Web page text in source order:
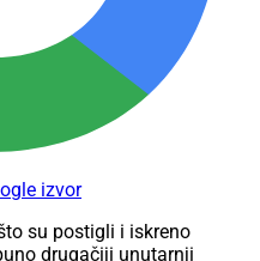
izvor
su postigli i iskreno
drugačiji unutarnji